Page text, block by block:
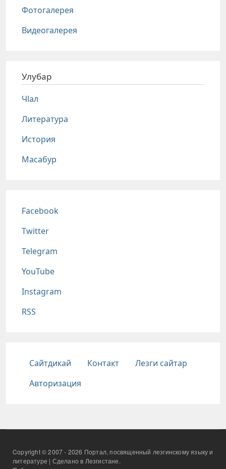
Фотогалерея
Видеогалерея
Улубар
Чlал
Литература
История
Масабур
Соц сети
Facebook
Twitter
Telegram
YouTube
Instagram
RSS
Подвал
Сайтдикай Контакт
Лезги сайтар
Авторизация
Copyright © 2007 - 2026 Портал, посвященный лезгинскому языку и
литературе | Сделано в Лезгистане.